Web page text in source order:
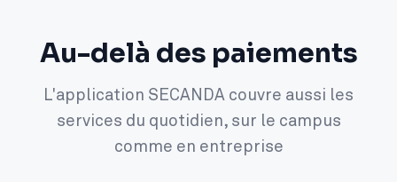
Au-delà des paiements
L'application SECANDA couvre aussi les
services du quotidien, sur le campus
comme en entreprise